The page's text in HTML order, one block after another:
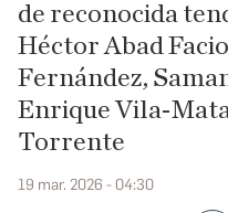
de reconocida
Héctor Abad
Fernández,
Enrique Vila-
Torrente
19 mar. 2026 - 04:30